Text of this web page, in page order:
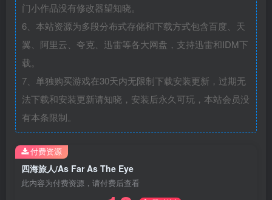
门小作品没有修改器望知晓。
6、本站资源为多段分布式存储和下载方式包含百度、天
翼、阿里云、夸克、迅雷等各大网盘，支持迅雷和IDM下
载。
7、单独购买游戏在30天内无限制下载安装更新，过期无
法下载和安装更新请知晓，安装后永久可玩，本站会员没
有本条限制。
四海旅人/As Far As The Eye
此内容为付费资源，请付费后查看
付费资源